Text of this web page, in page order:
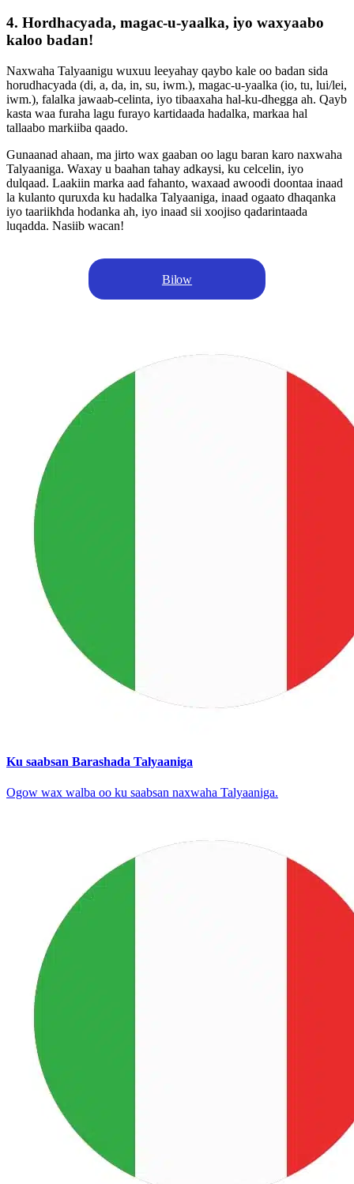
4. Hordhacyada, magac-u-yaalka, iyo waxyaabo
kaloo badan!
Naxwaha Talyaanigu wuxuu leeyahay qaybo kale oo badan sida
horudhacyada (di, a, da, in, su, iwm.), magac-u-yaalka (io, tu, lui/lei,
iwm.), falalka jawaab-celinta, iyo tibaaxaha hal-ku-dhegga ah. Qayb
kasta waa furaha lagu furayo kartidaada hadalka, markaa hal
tallaabo markiiba qaado.
Gunaanad ahaan, ma jirto wax gaaban oo lagu baran karo naxwaha
Talyaaniga. Waxay u baahan tahay adkaysi, ku celcelin, iyo
dulqaad. Laakiin marka aad fahanto, waxaad awoodi doontaa inaad
la kulanto quruxda ku hadalka Talyaaniga, inaad ogaato dhaqanka
iyo taariikhda hodanka ah, iyo inaad sii xoojiso qadarintaada
luqadda. Nasiib wacan!
Bilow
Ku saabsan Barashada Talyaaniga
Ogow wax walba oo ku saabsan naxwaha Talyaaniga.